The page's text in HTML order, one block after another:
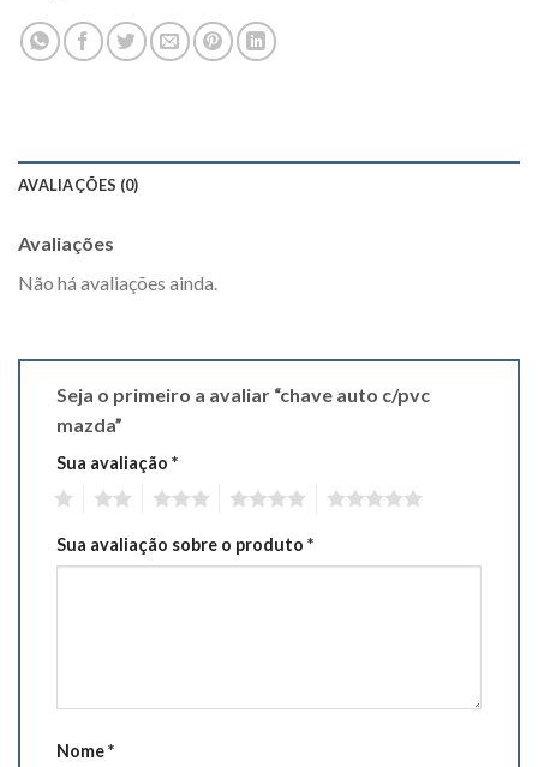
AVALIAÇÕES (0)
Avaliações
Não há avaliações ainda.
Seja o primeiro a avaliar “chave auto c/pvc
mazda”
Sua avaliação *
Sua avaliação sobre o produto *
Nome*